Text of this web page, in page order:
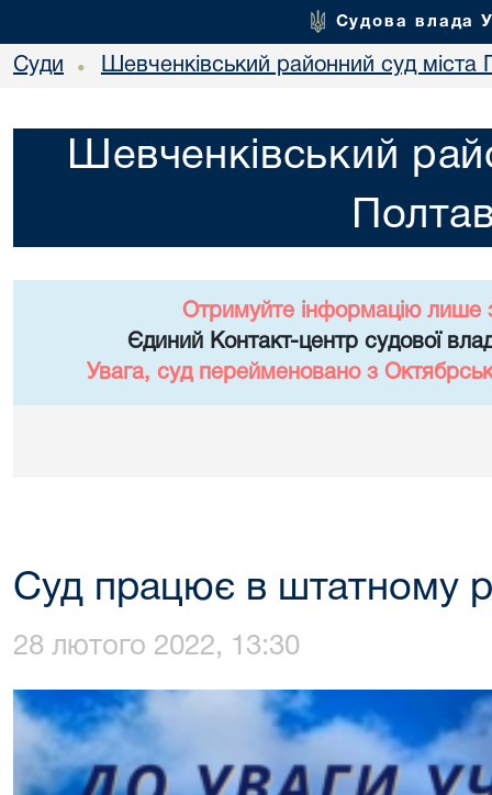
Судова влада
Суди • Шевченківський районний суд міста
Шевченківський
Отримуйте інформацію лише
Єдиний Контакт-центр судової
Увага, суд перейменовано з
Суд працює в штатному
28 лютого 2022, 13:30